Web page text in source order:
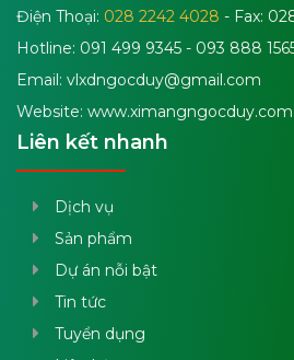
Điện Thoại: 028 2242 4028 - Fax:
Hotline: 091 499 9345 - 093 888
Email: vlxdngocduy@gmail.com
Website: www.ximangngocduy.com
Liên kết nhanh
Dịch vụ
Sản phẩm
Dự án nỗi bật
Tin tức
Tuyển dụng